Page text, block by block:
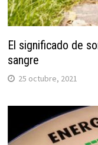
El significado de
sangre
25 octubre, 2021